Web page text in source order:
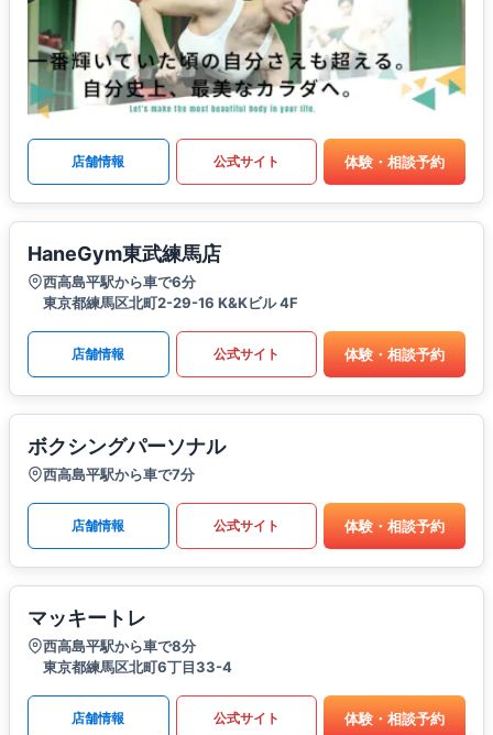
店舗情報 公式サイト 体験・相談予約
HaneGym東武練馬店
西高島平駅から車で6分
東京都練馬区北町2-29-16 K&Kビル 4F
店舗情報 公式サイト 体験・相談予約
ボクシングパーソナル
西高島平駅から車で7分
店舗情報 公式サイト 体験・相談予約
マッキートレ
西高島平駅から車で8分
東京都練馬区北町6丁目33-4
店舗情報 公式サイト 体験・相談予約